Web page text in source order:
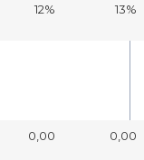
12% 13%
0,00 0,00